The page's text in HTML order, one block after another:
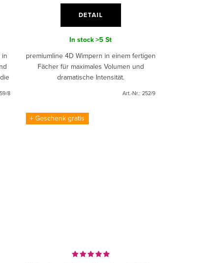
in
8
DETAIL
In stock>5 St
premiumline 4D Wimpern in einem fertigen
Fächer für maximales Volumen und
dramatische Intensität.
Art.-Nr.: 252/9
+ Geschenk gratis